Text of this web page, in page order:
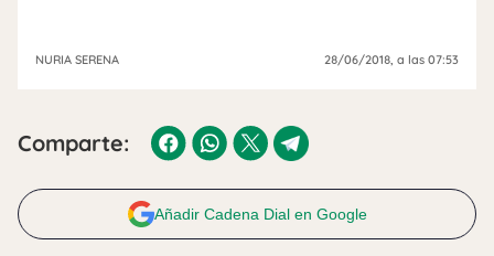
NURIA SERENA 28/06/2018 , a las 07:53
Comparte:
Añadir Cadena Dial en Google